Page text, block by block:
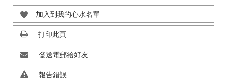
加入到我的心水名單
打印此頁
發送電郵給好友
報告錯誤